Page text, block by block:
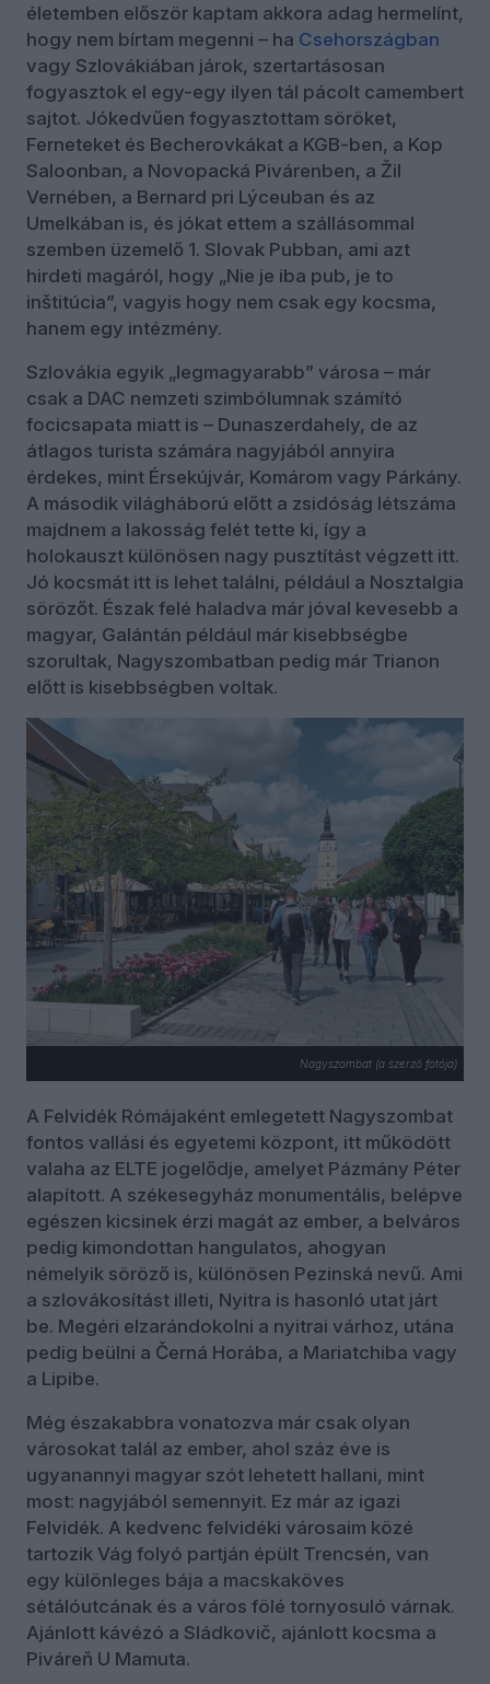
életemben először kaptam akkora adag hermelínt,
hogy nem bírtam megenni – ha Csehországban
vagy Szlovákiában járok, szertartásosan
fogyasztok el egy-egy ilyen tál pácolt camembert
sajtot. Jókedvűen fogyasztottam söröket,
Ferneteket és Becherovkákat a KGB-ben, a Kop
Saloonban, a Novopacká Pivárenben, a Žil
Vernében, a Bernard pri Lýceuban és az
Umelkában is, és jókat ettem a szállásommal
szemben üzemelő 1. Slovak Pubban, ami azt
hirdeti magáról, hogy „Nie je iba pub, je to
inštitúcia”, vagyis hogy nem csak egy kocsma,
hanem egy intézmény.
Szlovákia egyik „legmagyarabb” városa – már
csak a DAC nemzeti szimbólumnak számító
focicsapata miatt is – Dunaszerdahely, de az
átlagos turista számára nagyjából annyira
érdekes, mint Érsekújvár, Komárom vagy Párkány.
A második világháború előtt a zsidóság létszáma
majdnem a lakosság felét tette ki, így a
holokauszt különösen nagy pusztítást végzett itt.
Jó kocsmát itt is lehet találni, például a Nosztalgia
sörözőt. Észak felé haladva már jóval kevesebb a
magyar, Galántán például már kisebbségbe
szorultak, Nagyszombatban pedig már Trianon
előtt is kisebbségben voltak.
Nagyszombat (a szerző fotója)
A Felvidék Rómájaként emlegetett Nagyszombat
fontos vallási és egyetemi központ, itt működött
valaha az ELTE jogelődje, amelyet Pázmány Péter
alapított. A székesegyház monumentális, belépve
egészen kicsinek érzi magát az ember, a belváros
pedig kimondottan hangulatos, ahogyan
némelyik söröző is, különösen Pezinská nevű. Ami
a szlovákosítást illeti, Nyitra is hasonló utat járt
be. Megéri elzarándokolni a nyitrai várhoz, utána
pedig beülni a Černá Horába, a Mariatchiba vagy
a Lipibe.
Még északabbra vonatozva már csak olyan
városokat talál az ember, ahol száz éve is
ugyanannyi magyar szót lehetett hallani, mint
most: nagyjából semennyit. Ez már az igazi
Felvidék. A kedvenc felvidéki városaim közé
tartozik Vág folyó partján épült Trencsén, van
egy különleges bája a macskaköves
sétálóutcának és a város fölé tornyosuló várnak.
Ajánlott kávézó a Sládkovič, ajánlott kocsma a
Piváreň U Mamuta.